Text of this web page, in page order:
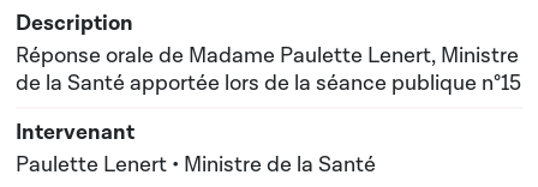
Réponse orale de Madame Paulette Lenert, Ministre
de la Santé apportée lors de la séance publique n°15
Paulette Lenert • Ministre de la Santé